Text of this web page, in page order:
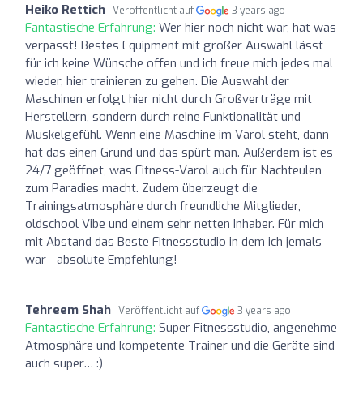
Heiko Rettich Veröffentlicht auf 3 years ago
Fantastische Erfahrung: Wer hier noch nicht war, hat was
verpasst! Bestes Equipment mit großer Auswahl lässt
für ich keine Wünsche offen und ich freue mich jedes mal
wieder, hier trainieren zu gehen. Die Auswahl der
Maschinen erfolgt hier nicht durch Großverträge mit
Herstellern, sondern durch reine Funktionalität und
Muskelgefühl. Wenn eine Maschine im Varol steht, dann
hat das einen Grund und das spürt man. Außerdem ist es
24/7 geöffnet, was Fitness-Varol auch für Nachteulen
zum Paradies macht. Zudem überzeugt die
Trainingsatmosphäre durch freundliche Mitglieder,
oldschool Vibe und einem sehr netten Inhaber. Für mich
mit Abstand das Beste Fitnessstudio in dem ich jemals
war - absolute Empfehlung!
Tehreem Shah Veröffentlicht auf 3 years ago
Fantastische Erfahrung: Super Fitnessstudio, angenehme
Atmosphäre und kompetente Trainer und die Geräte sind
auch super… :)